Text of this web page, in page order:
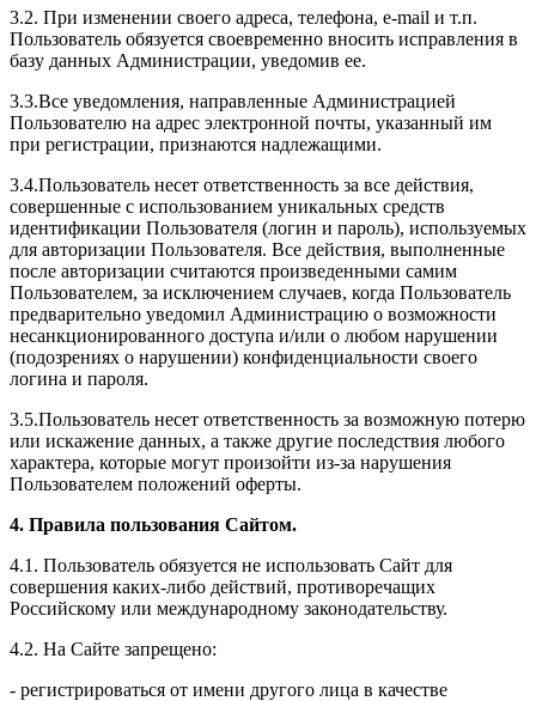
3.2. При изменении своего адреса, телефона, e-mail и т.п.
Пользователь обязуется своевременно вносить исправления в
базу данных Администрации, уведомив ее.
3.3.Все уведомления, направленные Администрацией
Пользователю на адрес электронной почты, указанный им
при регистрации, признаются надлежащими.
3.4.Пользователь несет ответственность за все действия,
совершенные с использованием уникальных средств
идентификации Пользователя (логин и пароль), используемых
для авторизации Пользователя. Все действия, выполненные
после авторизации считаются произведенными самим
Пользователем, за исключением случаев, когда Пользователь
предварительно уведомил Администрацию о возможности
несанкционированного доступа и/или о любом нарушении
(подозрениях о нарушении) конфиденциальности своего
логина и пароля.
3.5.Пользователь несет ответственность за возможную потерю
или искажение данных, а также другие последствия любого
характера, которые могут произойти из-за нарушения
Пользователем положений оферты.
4. Правила пользования Сайтом.
4.1. Пользователь обязуется не использовать Сайт для
совершения каких-либо действий, противоречащих
Российскому или международному законодательству.
4.2. На Сайте запрещено:
- регистрироваться от имени другого лица в качестве